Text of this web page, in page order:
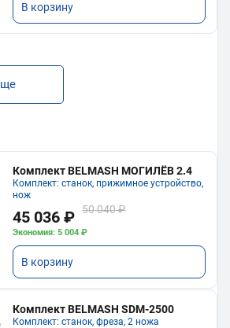
В корзину
Комплект BELMASH МОГИЛЁВ 2.4
Комплект: станок, прижимное устройство,
нож
45 036 ₽ 50 040 ₽
Экономия: 5 004 ₽
В корзину
Комплект BELMASH SDM-2500
Комплект: станок, фреза, 2 ножа